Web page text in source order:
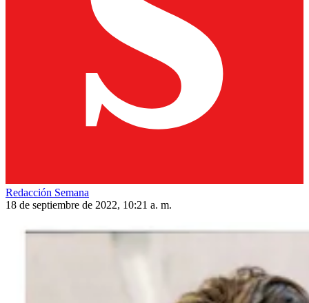
Redacción Semana
18 de septiembre de 2022, 10:21 a. m.